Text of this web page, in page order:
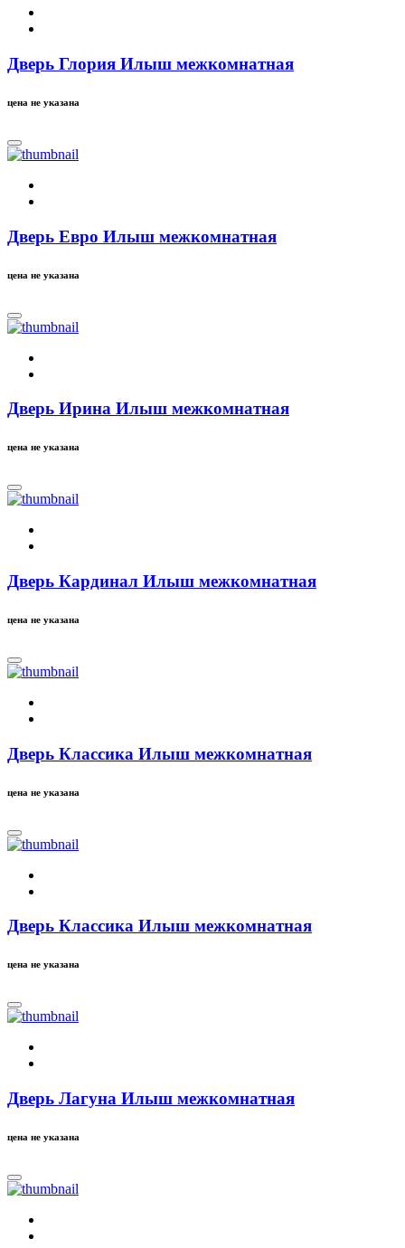
Дверь Глория Илыш межкомнатная
цена не указана
Дверь Евро Илыш межкомнатная
цена не указана
Дверь Ирина Илыш межкомнатная
цена не указана
Дверь Кардинал Илыш межкомнатная
цена не указана
Дверь Классика Илыш межкомнатная
цена не указана
Дверь Классика Илыш межкомнатная
цена не указана
Дверь Лагуна Илыш межкомнатная
цена не указана